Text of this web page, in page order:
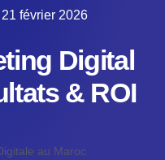
21 février 2026
Digital
& ROI